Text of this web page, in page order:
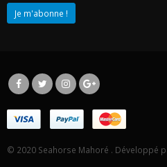
© 2020 Seahorse Mahoré . Développé